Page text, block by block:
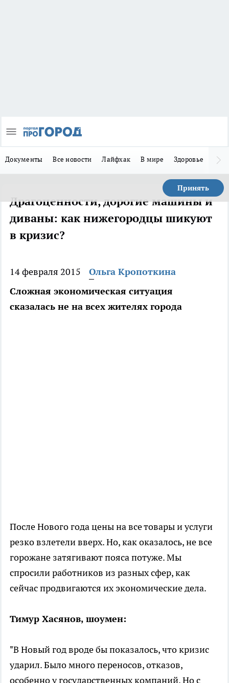
Документы Все новости Лайфхак В мире Здоровье
Принять
Драгоценности, дорогие машины и
диваны: как нижегородцы шикуют
в кризис?
14 февраля 2015
Ольга Кропоткина
Сложная экономическая ситуация
сказалась не на всех жителях города
После Нового года цены на все товары и услуги
резко взлетели вверх. Но, как оказалось, не все
горожане затягивают пояса потуже. Мы
спросили работников из разных сфер, как
сейчас продвигаются их экономические дела.
Тимур Хасянов, шоумен:
"В Новый год вроде бы показалось, что кризис
ударил. Было много переносов, отказов,
особенно у государственных компаний. Но с